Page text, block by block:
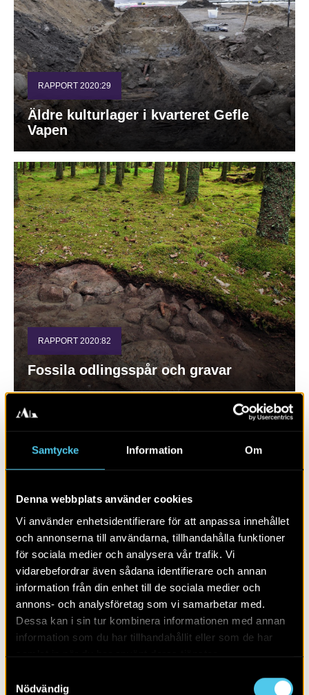
Samtycke Information Om
Denna webbplats använder cookies
Vi använder enhetsidentifierare för att anpassa innehållet
och annonserna till användarna, tillhandahålla funktioner
för sociala medier och analysera vår trafik. Vi
vidarebefordrar även sådana identifierare och annan
information från din enhet till de sociala medier och
annons- och analysföretag som vi samarbetar med.
Dessa kan i sin tur kombinera informationen med annan
information som du har tillhandahållit eller som de har
Nödvändig
RAPPORT 2020:29
Äldre kulturlager i kvarteret Gefle
Vapen
RAPPORT 2020:82
Fossila odlingsspår och gravar
RAPPORT 2020:119
Väg 23